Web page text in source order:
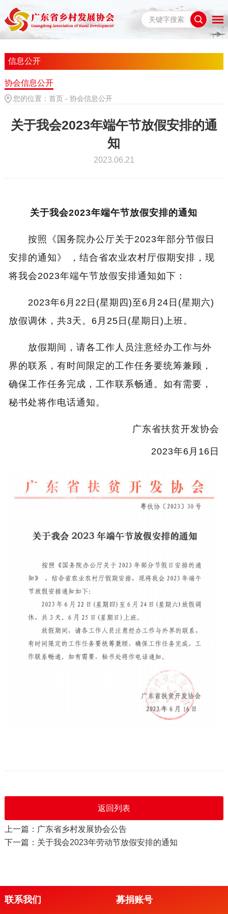
信息公开
协会信息公开
您的位置： 首页 - 协会信息公开
关于我会2023年端午节放假安排的通
知
2023.06.21
关于我会2023年端午节放假安排的通知
按照《国务院办公厅关于2023年部分节假日
安排的通知》 ，结合省农业农村厅假期安排，现
将我会2023年端午节放假安排通知如下：
2023年6月22日(星期四)至6月24日(星期六)
放假调休，共3天。6月25日(星期日)上班。
放假期间，请各工作人员注意经办工作与外
界的联系，有时间限定的工作任务要统筹兼顾，
确保工作任务完成，工作联系畅通。如有需要，
秘书处将作电话通知。
广东省扶贫开发协会
2023年6月16日
返回列表
上一篇：广东省乡村发展协会公告
下一篇：关于我会2023年劳动节放假安排的通知
联系我们 募捐账号